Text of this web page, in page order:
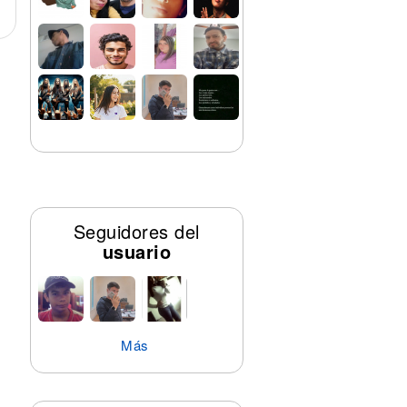
Seguidores del
usuario
Más